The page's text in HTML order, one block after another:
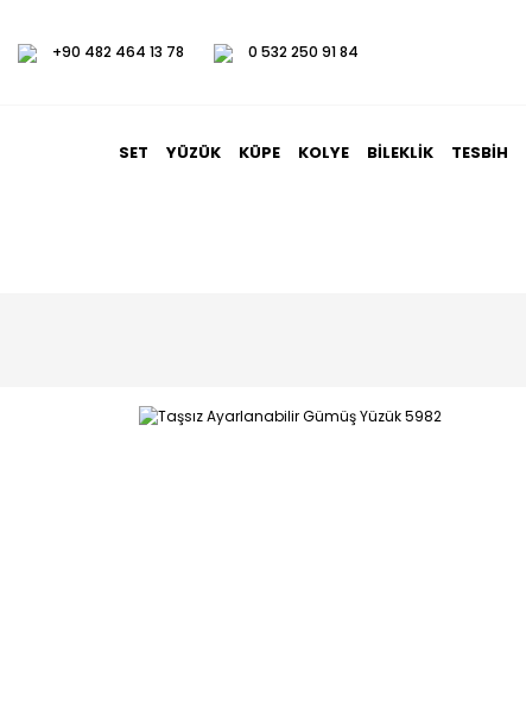
+90 482 464 13 78 0 532 250 91 84
SET YÜZÜK KÜPE KOLYE BILEKLIK TESBIH